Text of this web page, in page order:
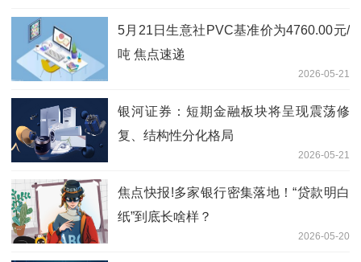
5月21日生意社PVC基准价为4760.00元/
吨 焦点速递
2026-05-21
银河证券：短期金融板块将呈现震荡修
复、结构性分化格局
2026-05-21
焦点快报!多家银行密集落地！“贷款明白
纸”到底长啥样？
2026-05-20